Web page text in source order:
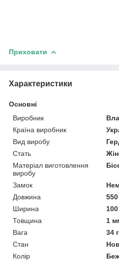
Приховати
Характеристики
Основні
Виробник
Країна виробник
Вид виробу
Стать
Матеріал виготовлення
виробу
Замок
Довжина
Ширина
Товщина
1
Вага
34 г
Стан
Колір